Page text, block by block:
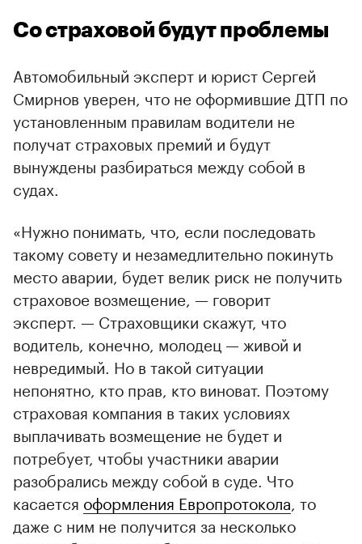
Со страховой будут проблемы
Автомобильный эксперт и юрист Сергей
Смирнов уверен, что не оформившие ДТП по
установленным правилам водители не
получат страховых премий и будут
вынуждены разбираться между собой в
судах.
«Нужно понимать, что, если последовать
такому совету и незамедлительно покинуть
место аварии, будет велик риск не получить
страховое возмещение, — говорит
эксперт. — Страховщики скажут, что
водитель, конечно, молодец — живой и
невредимый. Но в такой ситуации
непонятно, кто прав, кто виноват. Поэтому
страховая компания в таких условиях
выплачивать возмещение не будет и
потребует, чтобы участники аварии
разобрались между собой в суде. Что
касается оформления Европротокола , то
даже с ним не получится за несколько